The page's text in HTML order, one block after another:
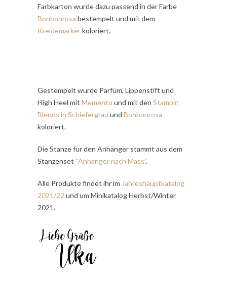
Farbkarton wurde dazu passend in der Farbe
Bonbonrosa bestempelt und mit dem
Kreidemarkerkoloriert.
Gestempelt wurde Parfüm, Lippenstift und
High Heel mit Memento und mit den Stampin
Blends in Schiefergrau und Bonbonrosa
koloriert.
Die Stanze für den Anhänger stammt aus dem
Stanzenset “Anhänger nach Mass”.
Alle Produkte findet ihr im Jahreshauptkatalog
2021/22 und um Minikatalog Herbst/Winter
2021.